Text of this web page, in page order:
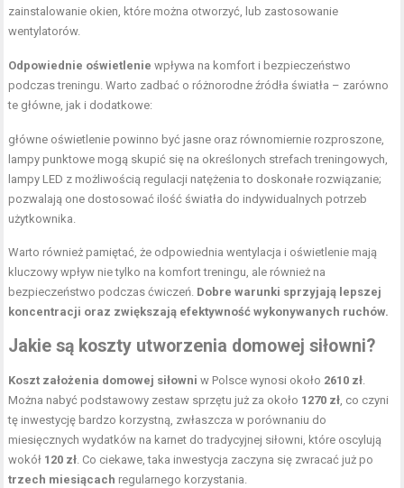
zainstalowanie okien, które można otworzyć, lub zastosowanie
wentylatorów.
Odpowiednie oświetlenie wpływa na komfort i bezpieczeństwo
podczas treningu. Warto zadbać o różnorodne źródła światła – zarówno
te główne, jak i dodatkowe:
główne oświetlenie powinno być jasne oraz równomiernie rozproszone,
lampy punktowe mogą skupić się na określonych strefach treningowych,
lampy LED z możliwością regulacji natężenia to doskonałe rozwiązanie;
pozwalają one dostosować ilość światła do indywidualnych potrzeb
użytkownika.
Warto również pamiętać, że odpowiednia wentylacja i oświetlenie mają
kluczowy wpływ nie tylko na komfort treningu, ale również na
bezpieczeństwo podczas ćwiczeń. Dobre warunki sprzyjają lepszej
koncentracji oraz zwiększają efektywność wykonywanych ruchów.
Jakie są koszty utworzenia domowej siłowni?
Koszt założenia domowej siłowni w Polsce wynosi około 2610 zł.
Można nabyć podstawowy zestaw sprzętu już za około 1270 zł, co czyni
tę inwestycję bardzo korzystną, zwłaszcza w porównaniu do
miesięcznych wydatków na karnet do tradycyjnej siłowni, które oscylują
wokół 120 zł. Co ciekawe, taka inwestycja zaczyna się zwracać już po
trzech miesiącach regularnego korzystania.